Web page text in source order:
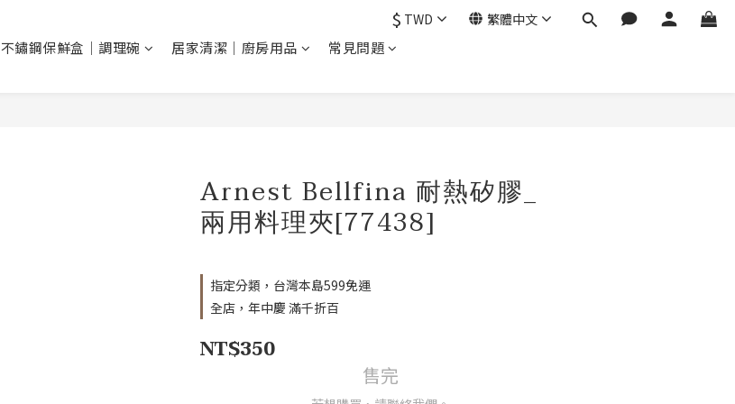
$ TWD 繁體中文
不鏽鋼保鮮盒｜調理碗 居家清潔｜廚房用品 常見問題
Arnest Bellfina 耐熱矽膠_
兩用料理夾[77438]
指定分類，台灣本島599免運
全店，年中慶 滿千折百
NT$350
售完